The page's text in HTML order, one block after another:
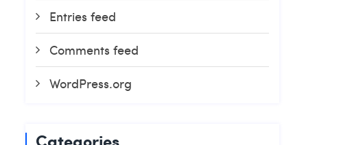
Entries feed
Comments feed
WordPress.org